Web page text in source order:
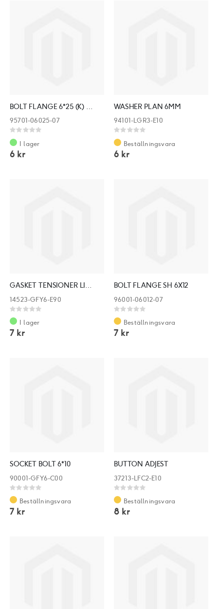
BOLT FLANGE 6*25 (K) **06 C.P.N.
95701-06025-07
Rating:
0%
I lager
6 kr
WASHER PLAN 6MM
94101-LGR3-E10
Rating:
0%
Beställningsvara
6 kr
GASKET TENSIONER LIFTER @A
14523-GFY6-E90
Rating:
0%
I lager
7 kr
BOLT FLANGE SH 6X12
96001-06012-07
Rating:
0%
Beställningsvara
7 kr
SOCKET BOLT 6*10
90001-GFY6-C00
Rating:
0%
Beställningsvara
7 kr
BUTTON ADJEST
37213-LFC2-E10
Rating:
0%
Beställningsvara
8 kr